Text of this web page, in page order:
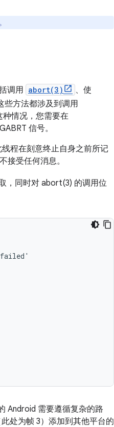
调用 abort(3)
、使
些方法都涉及到调用
种情况，您需要在
信号。
程在刻意终止自身之前所记
接受任何消息。
，同时对 abort(3) 的调用位
Android 需要遵循复杂的路
处为帧 3）添加到其他平台的